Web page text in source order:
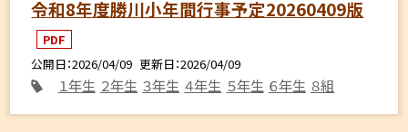
令和8年度勝川小年間行事予定20260409版
PDF
公開日 2026/04/09 更新日 2026/04/09
１年生 ２年生 ３年生 ４年生 ５年生 ６年生 ８組